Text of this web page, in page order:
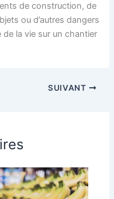
de construction, de
ou d’autres dangers
la vie sur un chantier
SUIVANT